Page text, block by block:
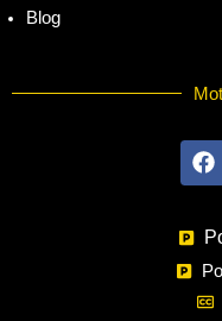
Blog
a
c
e
o
o
k